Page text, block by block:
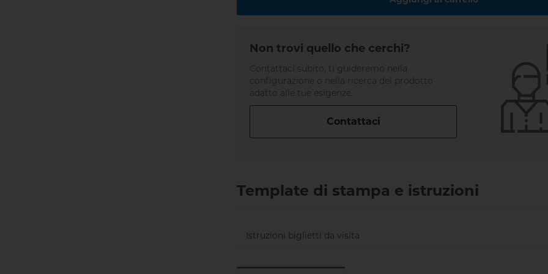
Non trovi quello che cerchi?
Contattaci subito, ti guideremo nella
configurazione o nella ricerca del prodotto
adatto alle tue esigenze.
Contattaci
Template di stampa e istruzioni
Istruzioni biglietti da visita